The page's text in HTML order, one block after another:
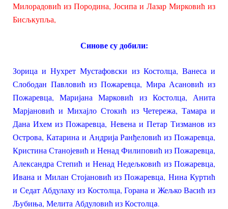
Милорадовић из Породина, Јосипа и Лазар Мирковић из
Бисљкупља,
Синове су добили:
Зорица и Нухрет Мустафовски из Костолца, Ванеса и
Слободан Павловић из Пожаревца, Мира Асановић из
Пожаревца, Маријана Марковић из Костолца, Анита
Марјановић и Михајло Стокић из Четережа, Тамара и
Дана Ихем из Пожаревца, Невена и Петар Тизманов из
Острова, Катарина и Андрија Ранђеловић из Пожаревца,
Кристина Станојевић и Ненад Филиповић из Пожаревца,
Александра Степић и Ненад Недељковић из Пожаревца,
Ивана и Милан Стојановић из Пожаревца, Нина Куртић
и Седат Абдулаху из Костолца, Горана и Жељко Васић из
Љубиња, Мелита Абдуловић из Костолца.